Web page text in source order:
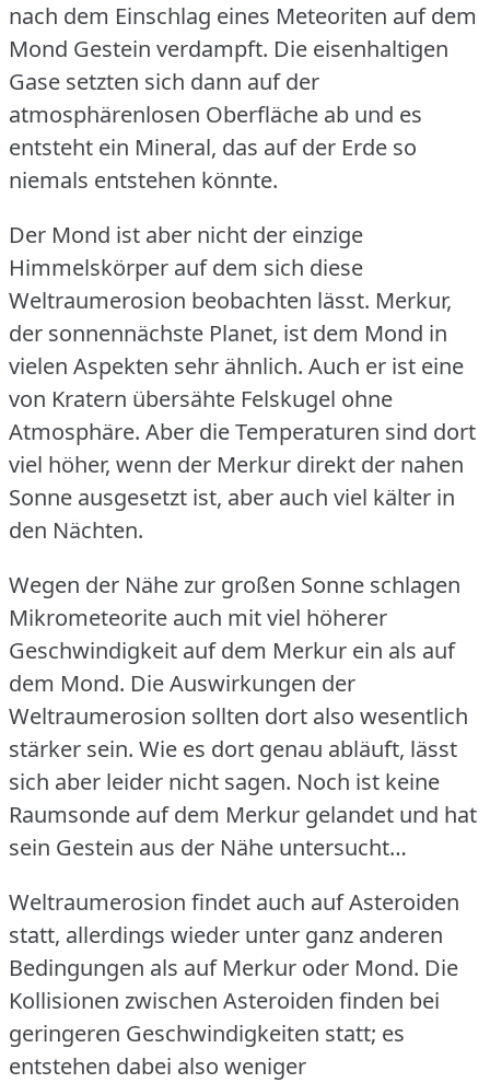
nach dem Einschlag eines Meteoriten auf dem
Mond Gestein verdampft. Die eisenhaltigen
Gase setzten sich dann auf der
atmosphärenlosen Oberfläche ab und es
entsteht ein Mineral, das auf der Erde so
niemals entstehen könnte.
Der Mond ist aber nicht der einzige
Himmelskörper auf dem sich diese
Weltraumerosion beobachten lässt. Merkur,
der sonnennächste Planet, ist dem Mond in
vielen Aspekten sehr ähnlich. Auch er ist eine
von Kratern übersähte Felskugel ohne
Atmosphäre. Aber die Temperaturen sind dort
viel höher, wenn der Merkur direkt der nahen
Sonne ausgesetzt ist, aber auch viel kälter in
den Nächten.
Wegen der Nähe zur großen Sonne schlagen
Mikrometeorite auch mit viel höherer
Geschwindigkeit auf dem Merkur ein als auf
dem Mond. Die Auswirkungen der
Weltraumerosion sollten dort also wesentlich
stärker sein. Wie es dort genau abläuft, lässt
sich aber leider nicht sagen. Noch ist keine
Raumsonde auf dem Merkur gelandet und hat
sein Gestein aus der Nähe untersucht…
Weltraumerosion findet auch auf Asteroiden
statt, allerdings wieder unter ganz anderen
Bedingungen als auf Merkur oder Mond. Die
Kollisionen zwischen Asteroiden finden bei
geringeren Geschwindigkeiten statt; es
entstehen dabei also weniger